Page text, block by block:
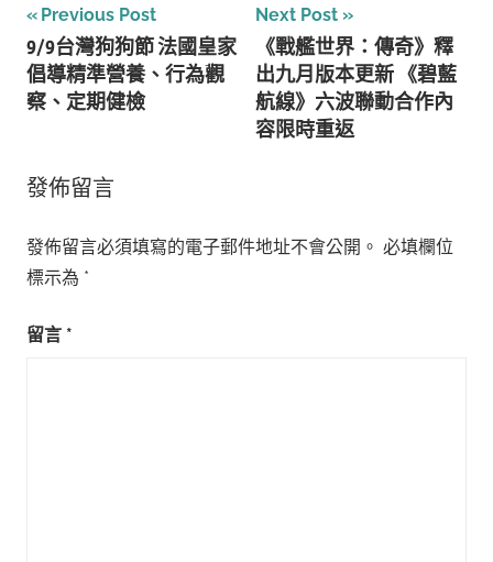
文
章
導
Previous Post
9/9台灣狗狗節 法國皇家
倡導精準營養、行為觀
察、定期健檢
Next Post
《戰艦世界：傳奇》釋
出九月版本更新 《碧藍
航線》六波聯動合作內
容限時重返
發佈留言
發佈留言必須填寫的電子郵件地址不會公開。 必填欄位
標示為 *
留言 *